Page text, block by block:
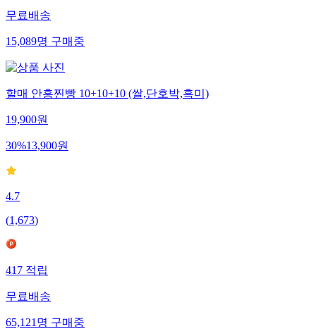
무료배송
15,089명구매중
할매 안흥찐빵 10+10+10 (쌀,단호박,흑미)
19,900원
30%13,900원
4.7
(1,673)
417적립
무료배송
65,121명구매중